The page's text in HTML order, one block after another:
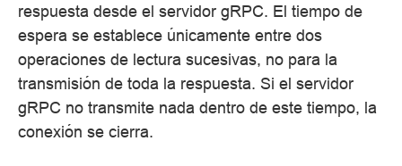
respuesta desde el servidor gRPC. El tiempo de
espera se establece únicamente entre dos
operaciones de lectura sucesivas, no para la
transmisión de toda la respuesta. Si el servidor
gRPC no transmite nada dentro de este tiempo, la
conexión se cierra.